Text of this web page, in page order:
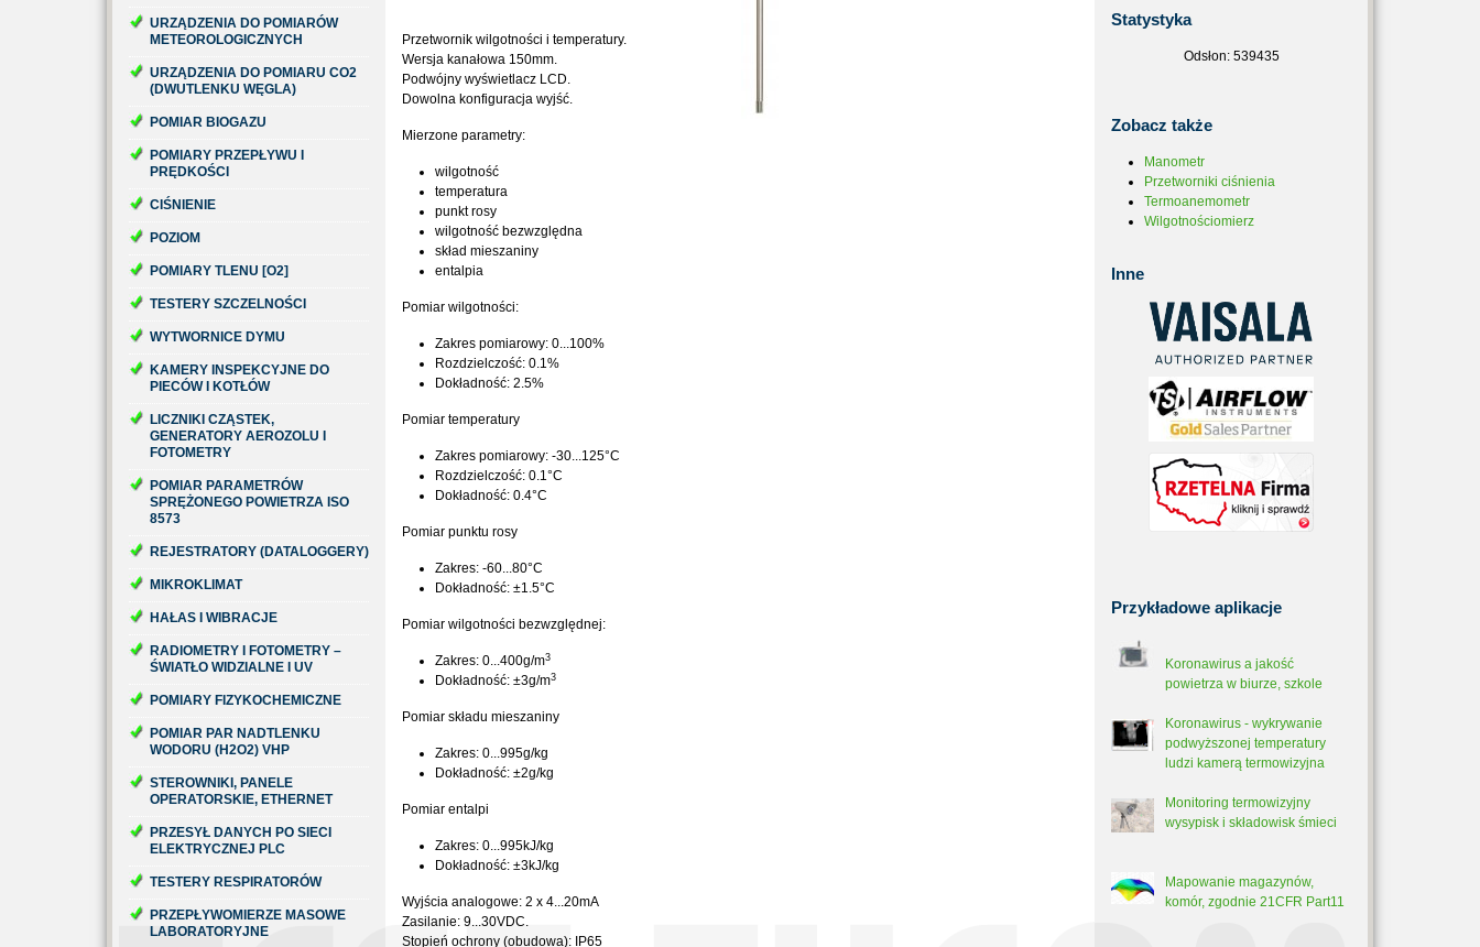
Przetwornik wilgotności i temperatury.
Wersja kanałowa 150mm.
Podwójny wyświetlacz LCD.
Dowolna konfiguracja wyjść.
Mierzone parametry:
wilgotność
temperatura
punkt rosy
wilgotność bezwzględna
skład mieszaniny
entalpia
Pomiar wilgotności:
Zakres pomiarowy: 0...100%
Rozdzielczość: 0.1%
Dokładność: 2.5%
Pomiar temperatury
Zakres pomiarowy: -30...125°C
Rozdzielczość: 0.1°C
Dokładność: 0.4°C
Pomiar punktu rosy
Zakres: -60...80°C
Dokładność: ±1.5°C
Pomiar wilgotności bezwzględnej:
Zakres: 0...400g/m3
Dokładność: ±3g/m3
Pomiar składu mieszaniny
Zakres: 0...995g/kg
Dokładność: ±2g/kg
Pomiar entalpi
Zakres: 0...995kJ/kg
Dokładność: ±3kJ/kg
Wyjścia analogowe: 2 x 4...20mA
Zasilanie: 9...30VDC.
Stopień ochrony (obudowa): IP65
URZĄDZENIA DO POMIARÓW
METEOROLOGICZNYCH
URZĄDZENIA DO POMIARU CO2
(DWUTLENKU WĘGLA)
POMIAR BIOGAZU
POMIARY PRZEPŁYWU I
PRĘDKOŚCI
CIŚNIENIE
POZIOM
POMIARY TLENU [O2]
TESTERY SZCZELNOŚCI
WYTWORNICE DYMU
KAMERY INSPEKCYJNE DO
PIECÓW I KOTŁÓW
LICZNIKI CZĄSTEK,
GENERATORY AEROZOLU I
FOTOMETRY
POMIAR PARAMETRÓW
SPRĘŻONEGO POWIETRZA ISO
8573
REJESTRATORY (DATALOGGERY)
MIKROKLIMAT
HAŁAS I WIBRACJE
RADIOMETRY I FOTOMETRY –
ŚWIATŁO WIDZIALNE I UV
POMIARY FIZYKOCHEMICZNE
POMIAR PAR NADTLENKU
WODORU (H2O2) VHP
STEROWNIKI, PANELE
OPERATORSKIE, ETHERNET
PRZESYŁ DANYCH PO SIECI
ELEKTRYCZNEJ PLC
TESTERY RESPIRATORÓW
PRZEPŁYWOMIERZE MASOWE
LABORATORYJNE
Statystyka
Odsłon: 539435
Zobacz także
Manometr
Przetworniki ciśnienia
Termoanemometr
Wilgotnościomierz
Inne
Przykładowe aplikacje
Koronawirus a jakość
powietrza w biurze, szkole
Koronawirus - wykrywanie
podwyższonej temperatury
ludzi kamerą termowizyjna
Monitoring termowizyjny
wysypisk i składowisk śmieci
Mapowanie magazynów,
komór, zgodnie 21CFR Part11